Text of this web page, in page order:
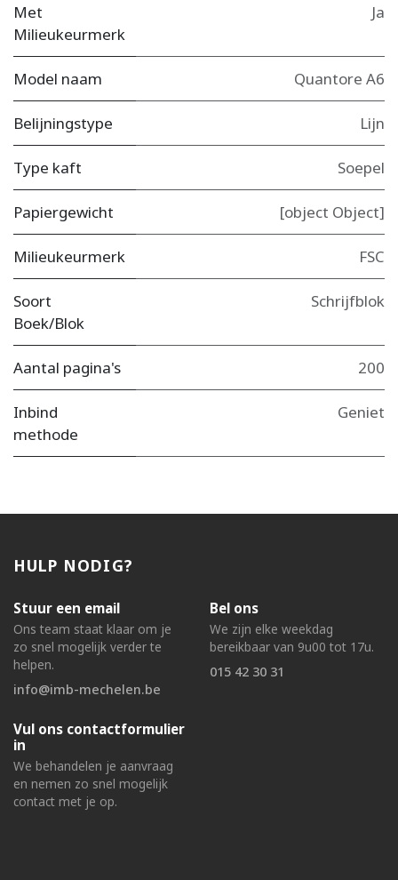
Met
Milieukeurmerk
Ja
Model naam Quantore A6
Belijningstype Lijn
Type kaft Soepel
Papiergewicht [object Object]
Milieukeurmerk FSC
Soort
Boek/Blok
Schrijfblok
Aantal pagina's 200
Inbind
methode
Geniet
HULP NODIG?
Stuur een email
Ons team staat klaar om je
zo snel mogelijk verder te
helpen.
info@imb-mechelen.be
Bel ons
We zijn elke weekdag
bereikbaar van 9u00 tot 17u.
015 42 30 31
Vul ons contactformulier
in
We behandelen je aanvraag
en nemen zo snel mogelijk
contact met je op.